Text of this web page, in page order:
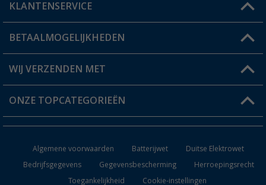
Mijn account
Status bestelling
Verlanglijstje
KLANTENSERVICE
FAQ & Contact
Verzendinformatie
Catalogus
BETAALMOGELIJKHEDEN
WIJ VERZENDEN MET
ONZE TOPCATEGORIEËN
Keukenaccessoires
Algemene voorwaarden Batterijwet
Duitse Elektrowet
Bedrijfsgegevens
Gegevensbescherming
Herroepingsrecht
Toegankelijkheid
Cookie-instellingen